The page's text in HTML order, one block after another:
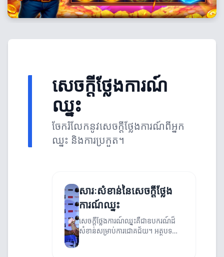
សេចក្ដីថ្លែងការណ៍
ឈ្នះ
ចែករំលែកនូវសេចក្ដីថ្លែងការណ៍ពីអ្នក
ឈ្នះ និងការប្រកួត។
សារៈសំខាន់នៃសេចក្ដីថ្លែង
ការណ៍ឈ្នះ
សេចក្ដីថ្លែងការណ៍ឈ្នះគឺជាឧបករណ៍ដ៏
សំខាន់សម្រាប់ការជោគជ័យ។ អត្ថបទនេះ
នឹងពន្យល់អំពីសារៈសំខាន់នៃសេចក្ដីថ្លែង